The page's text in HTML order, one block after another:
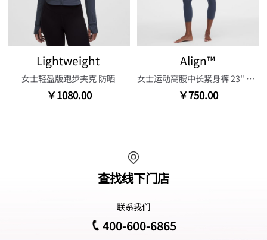
Lightweight
女士轻盈版跑步夹克 防晒
￥1080.00
Align™
女士运动高腰中长紧身裤 23" 芯吸
￥750.00
查找线下门店
联系我们
400-600-6865